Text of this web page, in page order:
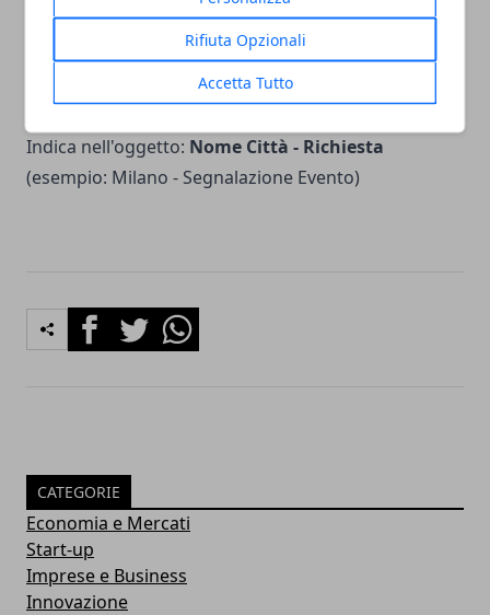
Rifiuta Opzionali
Accetta Tutto
community nelle nostre iniziative.
Vuoi contattare la redazione?
Indica nell'oggetto: Nome Città - Richiesta
(esempio: Milano - Segnalazione Evento)
FacebookTwitterWhatsapp
CATEGORIE
Economia e Mercati
Start-up
Imprese e Business
Innovazione